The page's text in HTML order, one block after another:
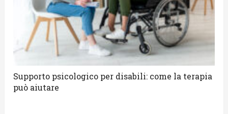
Supporto psicologico per disabili: come la terapia
può aiutare